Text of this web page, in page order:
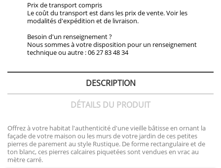
Prix de transport compris
Le coût du transport est dans les prix de vente. Voir les
modalités d'expédition et de livraison.
Besoin d'un renseignement ?
Nous sommes à votre disposition pour un renseignement
technique ou autre : 06 27 83 48 34
DESCRIPTION
DÉTAILS DU PRODUIT
Offrez à votre habitat l'authenticité d'une vieille bâtisse en ornant la
façade de votre maison ou les murs de votre jardin de ces petites
pierres de parement au style Rustique. De forme rectangulaire et de
ton blanc, ces pierres calcaires piquetées sont vendues en vrac au
mètre carré.